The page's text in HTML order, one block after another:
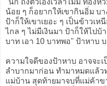
"นึก ถึงตัวเองเวลาไม่มี ท้อง
น้อย ๆ ก็อยากให้เขากินอิ่ม บ
ป้าก็ให้เขาเยอะ ๆ เป็นข้าวเ
ไกล ๆ ไม่มีเงินมา ป้าก็ให้ไปบ้
บาท เอา 10 บาทพอ" ป้าหาบ
ความใจดีของป้าหาบ อาจจะเ
ลำบากมาก่อน ทำมาหมดแล้ว
แม่บ้าน สุดท้ายมาจบที่แม่ค้าข